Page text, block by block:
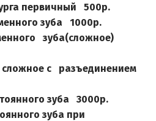
первичный   500р.
зуба   1000р.
зуба(сложное)
сложное с   разъединением
зуба   3000р.
зуба при